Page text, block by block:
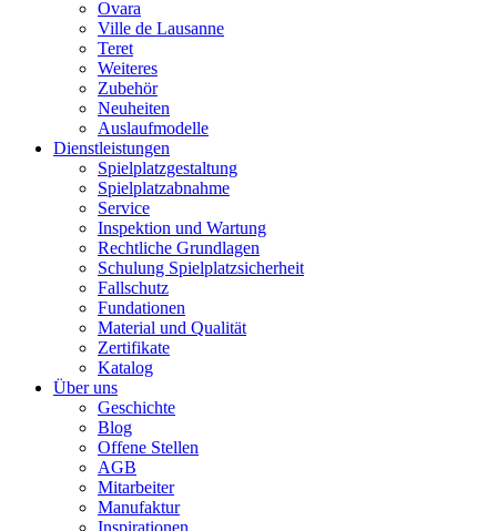
Ovara
Ville de Lausanne
Teret
Weiteres
Zubehör
Neuheiten
Auslaufmodelle
Dienstleistungen
Spielplatzgestaltung
Spielplatzabnahme
Service
Inspektion und Wartung
Rechtliche Grundlagen
Schulung Spielplatzsicherheit
Fallschutz
Fundationen
Material und Qualität
Zertifikate
Katalog
Über uns
Geschichte
Blog
Offene Stellen
AGB
Mitarbeiter
Manufaktur